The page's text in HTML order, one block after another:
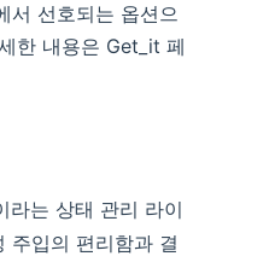
서 선호되는 옵션으
한 내용은 Get_it 페
라는 상태 관리 라이
주입의 편리함과 결